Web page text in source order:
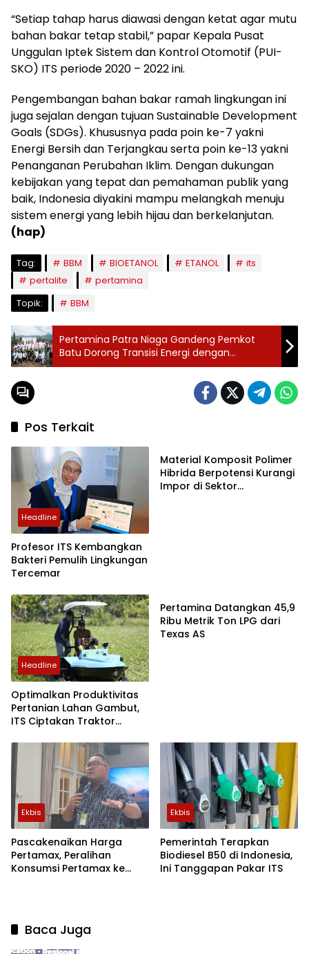
“Setiap tahap harus diawasi dengan ketat agar mutu
bahan bakar tetap stabil,” papar Kepala Pusat
Unggulan Iptek Sistem dan Kontrol Otomotif (PUI-
SKO) ITS periode 2020 – 2022 ini.
Pengembangan bahan bakar ramah lingkungan ini
juga sejalan dengan tujuan Sustainable Development
Goals (SDGs). Khususnya pada poin ke-7 yakni
Energi Bersih dan Terjangkau serta poin ke-13 yakni
Penanganan Perubahan Iklim. Dengan dukungan
kebijakan yang tepat dan pemahaman publik yang
baik, Indonesia diyakini mampu melangkah menuju
sistem energi yang lebih hijau dan berkelanjutan.
(hap)
Tag: BBM BIOETANOL ETANOL
its
pertalite
pertamina
Topik:
BBM
Pertamina Patra Niaga Gandeng Pemkot
Batu Dorong Transisi Energi dengan
Pertamax Green
Pos Terkait
Headline
Profesor ITS Kembangkan
Bakteri Pemulih Lingkungan
Tercemar
Material Komposit Polimer
Hibrida Berpotensi Kurangi
Impor di Sektor
Headline
Optimalkan Produktivitas
Pertanian Lahan Gambut,
ITS Ciptakan Traktor
Pertamina Datangkan 45,9
Ribu Metrik Ton LPG dari
Ekbis
Pascakenaikan Harga
Pertamax, Peralihan
Konsumsi Pertamax ke
Ekbis
Pemerintah Terapkan
Biodiesel B50 di Indonesia,
Ini Tanggapan Pakar ITS
Baca Juga